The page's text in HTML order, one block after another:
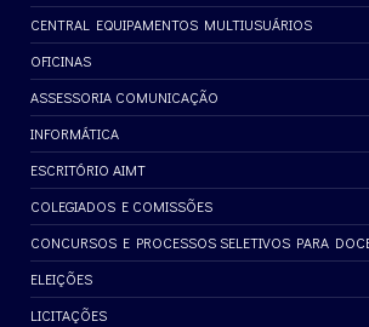
CENTRAL EQUIPAMENTOS MULTIUSUÁRIOS
OFICINAS
ASSESSORIA COMUNICAÇÃO
INFORMÁTICA
ESCRITÓRIO AIMT
COLEGIADOS E COMISSÕES
CONCURSOS E PROCESSOS SELETIVOS PARA
ELEIÇÕES
LICITAÇÕES